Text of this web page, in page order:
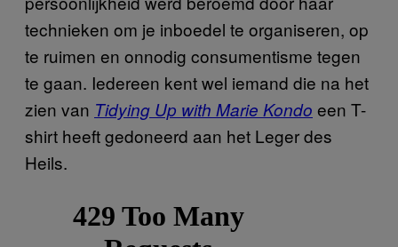
technieken om je inboedel te organiseren, op
te ruimen en onnodig consumentisme tegen
te gaan. Iedereen kent wel iemand die na het
zien van Tidying Up with Marie Kondo een T-
shirt heeft gedoneerd aan het Leger des
Heils.